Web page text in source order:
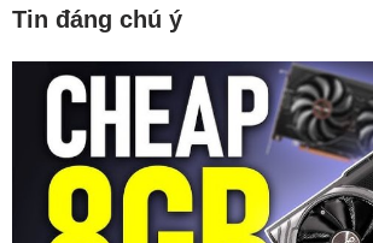
Tin đáng chú ý